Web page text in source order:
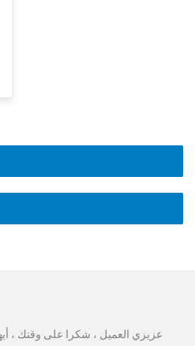
عزيزي العميل ، شكرا على وقتك ،